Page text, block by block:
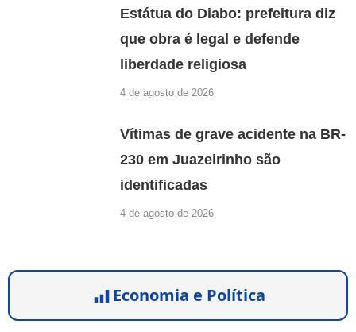
Estátua do Diabo: prefeitura diz
que obra é legal e defende
liberdade religiosa
4 de agosto de 2026
Vítimas de grave acidente na BR-
230 em Juazeirinho são
identificadas
4 de agosto de 2026
Economia e Política